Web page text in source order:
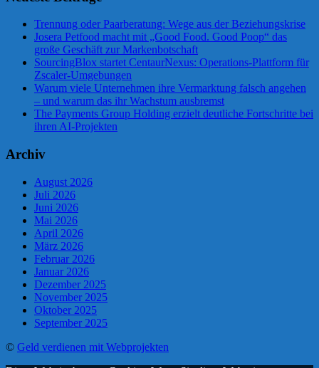
Trennung oder Paarberatung: Wege aus der Beziehungskrise
Josera Petfood macht mit „Good Food. Good Poop“ das
große Geschäft zur Markenbotschaft
SourcingBlox startet CentaurNexus: Operations-Plattform für
Zscaler-Umgebungen
Warum viele Unternehmen ihre Vermarktung falsch angehen
– und warum das ihr Wachstum ausbremst
The Payments Group Holding erzielt deutliche Fortschritte bei
ihren AI-Projekten
Archiv
August 2026
Juli 2026
Juni 2026
Mai 2026
April 2026
März 2026
Februar 2026
Januar 2026
Dezember 2025
November 2025
Oktober 2025
September 2025
© Geld verdienen mit Webprojekten